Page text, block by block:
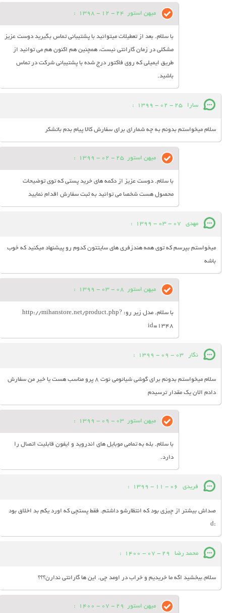
میهن استور 24 - 12 - 1398
:
با سلام. بعد از تعطیلات میتوانید با پشتیبانی تماس بگیرید دوست عزیز
مشکلی در زمان گارانتی نیست، همچنین هم اکنون هم می توانید از
طریق ایمیلی که روی فاکتور درج شده با پشتیبانی شرکت در تماس
باشید.
سارا 25 - 02 - 1399
:
سلام میخواستم بدونم به چه شمارای برای سفارش کالا پیام بدم باتشکر
میهن استور 25 - 02 - 1399
:
با سلام. دوست عزیز از دکمه های خرید پستی که توی توضیحات
محصول هست شخصا می توانید به ثبت سفارش اقدام نمایید
مهدي 07 - 03 - 1399
:
ميخواستم بپرسم که توي همه هندزفري هاي سايتتون کدوم رو پيشنهاد ميکنيد که خوب
باشه
میهن استور 08 - 03 - 1399
:
با سلام. مدل زیر رو: http://mihanstore.net/product.php?
id=1348
نگار 03 - 09 - 1399
:
سلام میخواستم بدونم برای گوشی شیائومی نوت ۸ پرو مناسب هست یا خیر من سفارش
دادم الان یک مقدار ترسیدم
میهن استور 03 - 09 - 1399
:
با سلام. بله به تمامی موبایل های اندروید و ایفون قابلیت اتصال را
دارد.
فریدی 06 - 11 - 1399
:
صداش بیشتر از چیزی بود که انتظارشو داشتم. فقط پستچی که اورد یکم بد اخلاق بود
:d
محمد رضا 29 - 07 - 1400
:
سلام.ببخشید اگه ما خریدیم و خراب در اومد چی. این ها گارانتی ندارن؟؟؟
میهن استور 29 - 07 - 1400
: